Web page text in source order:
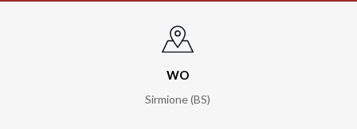
WO
Sirmione (BS)